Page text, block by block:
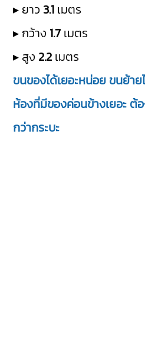
▸ ยาว 3.1 เมตร
▸ กว้าง 1.7 เมตร
▸ สูง 2.2 เมตร
ขนของได้เยอะหน่อย ขนย้าย
ห้องที่มีของค่อนข้างเยอะ ต้
กว่ากระบะ